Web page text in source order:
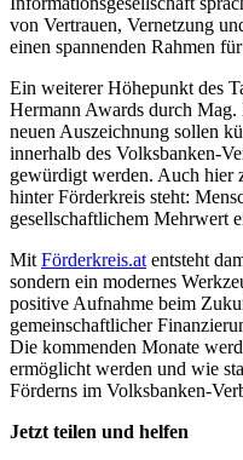
von Vertrauen, Vernetzung
einen spannenden Rahmen
Ein weiterer Höhepunkt des
Hermann Awards durch
neuen Auszeichnung sollen
innerhalb des Volksbanken-
gewürdigt werden. Auch hier
hinter Förderkreis steht:
gesellschaftlichem Mehrwert
Mit Förderkreis.at entsteht
sondern ein modernes
positive Aufnahme beim
gemeinschaftlicher
Die kommenden Monate
ermöglicht werden und wie
Förderns im Volksbanken-
Jetzt teilen und helfen